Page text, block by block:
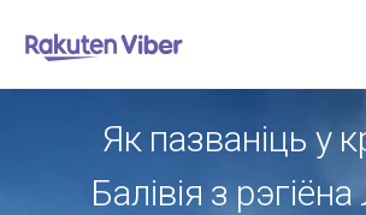
Як пазваніць у
Балівія з